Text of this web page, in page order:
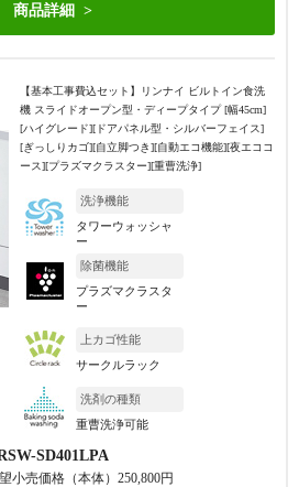
商品詳細
【基本工事費込セット】
リンナイ ビルトイン食洗
機 スライドオープン型・ディープタイプ [幅45cm]
[ハイグレード][ドアパネル型・シルバーフェイス]
[ぎっしりカゴ][自立脚つき][自動エコ機能][夜エココ
ース][プラズマクラスター][重曹洗浄]
洗浄機能
タワーウォッシャ
ー
除菌機能
プラズマクラスタ
ー
上カゴ性能
サークルラック
洗剤の種類
重曹洗浄可能
SD401LPA
小売価格（本体） 250,800円